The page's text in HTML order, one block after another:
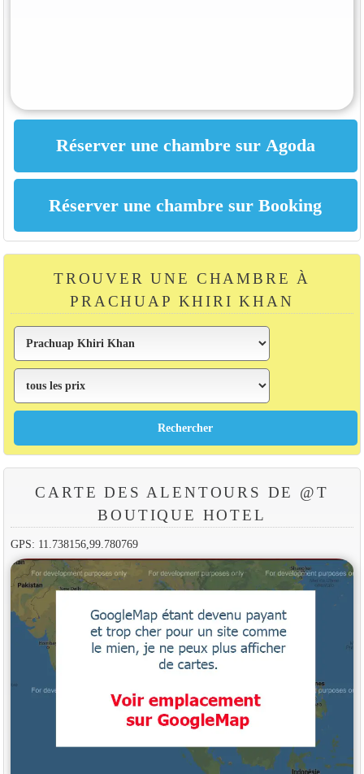
TROUVER UNE CHAMBRE À
PRACHUAP KHIRI KHAN
CARTE DES ALENTOURS DE @T
BOUTIQUE HOTEL
GPS: 11.738156,99.780769